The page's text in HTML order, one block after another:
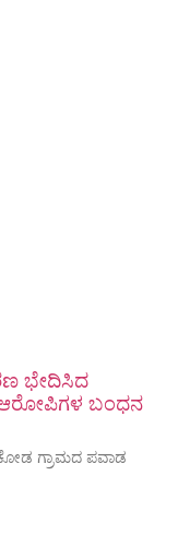
ಭೇದಿಸಿದ
ಆರೋಪಿಗಳ ಬಂಧನ
ಗ್ರಾಮದ ಪವಾಡ